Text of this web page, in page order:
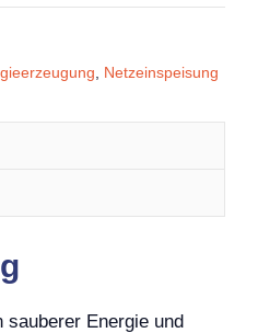
Netzeinspeisung
sauberer Energie und